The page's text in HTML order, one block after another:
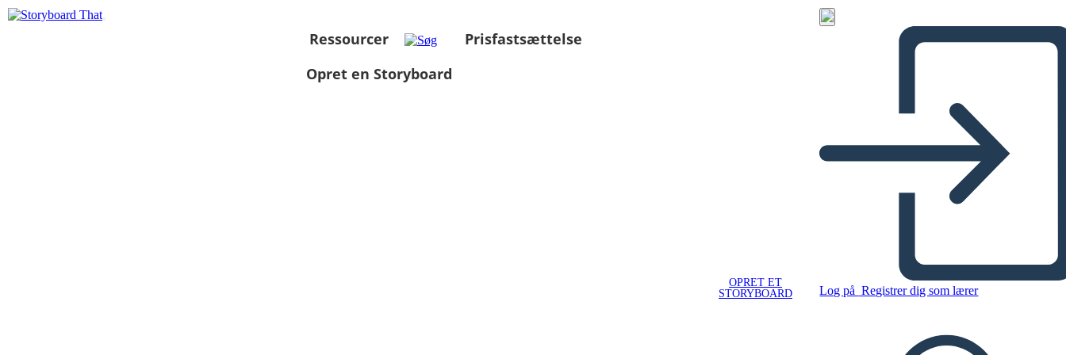
Ressourcer
Prisfastsættelse
Opret en Storyboard
OPRET ET
STORYBOARD
Log på Registrer dig som lærer